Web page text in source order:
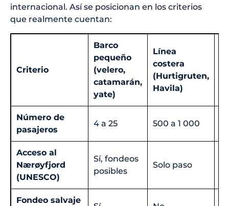
internacional. Así se posicionan en los criterios
que realmente cuentan:
Criterio
Barco
pequeño
(velero,
catamarán,
yate)
Línea
costera
(Hurtigruten,
Havila)
Número de
pasajeros
4 a 25 500 a 1 000
Acceso al
Nærøyfjord
(UNESCO)
Sí, fondeos
posibles
Solo paso
Fondeo salvaje